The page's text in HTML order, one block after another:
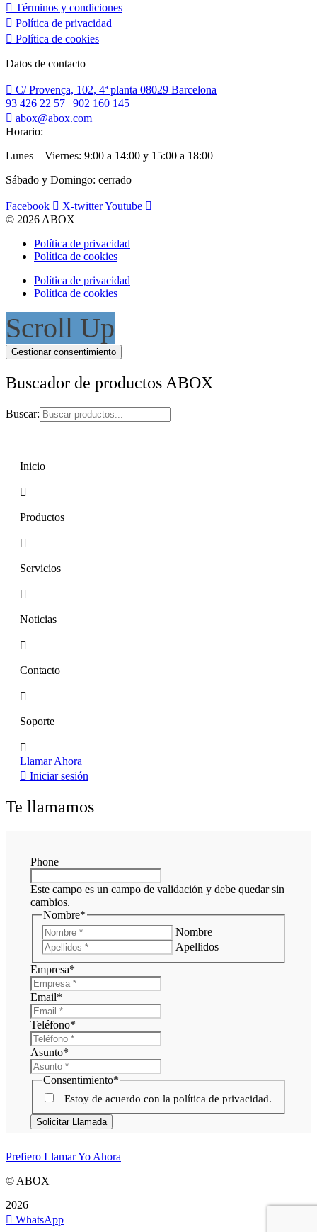
Términos y condiciones
Política de privacidad
Política de cookies
Datos de contacto
C/ Provença, 102, 4ª planta 08029 Barcelona
93 426 22 57 | 902 160 145
abox@abox.com
Horario:
Lunes – Viernes: 9:00 a 14:00 y 15:00 a 18:00
Sábado y Domingo: cerrado
Facebook X-twitterYoutube
© 2026 ABOX
Política de privacidad
Política de cookies
Política de privacidad
Política de cookies
Scroll Up
Gestionar consentimiento
Buscador de productos ABOX
Buscar:
Inicio
Productos
Servicios
Noticias
Contacto
Soporte
Llamar Ahora
Iniciar sesión
Te llamamos
Phone
Este campo es un campo de validación y debe quedar sin
cambios.
Nombre*
Nombre
Apellidos
Empresa*
Email*
Teléfono*
Asunto*
Consentimiento*
Estoy de acuerdo con la política de privacidad.
Solicitar Llamada
Prefiero Llamar Yo Ahora
© ABOX
2026
WhatsApp